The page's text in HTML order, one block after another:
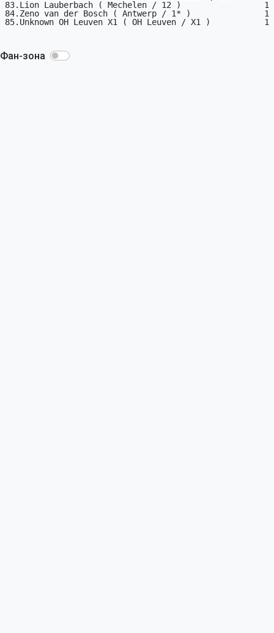
83.Lion Lauberbach ( Mechelen / 12 )                 1
84.Zeno van der Bosch ( Antwerp / 1* )               1
85.Unknown OH Leuven X1 ( OH Leuven / X1 )           1
Фан-зона